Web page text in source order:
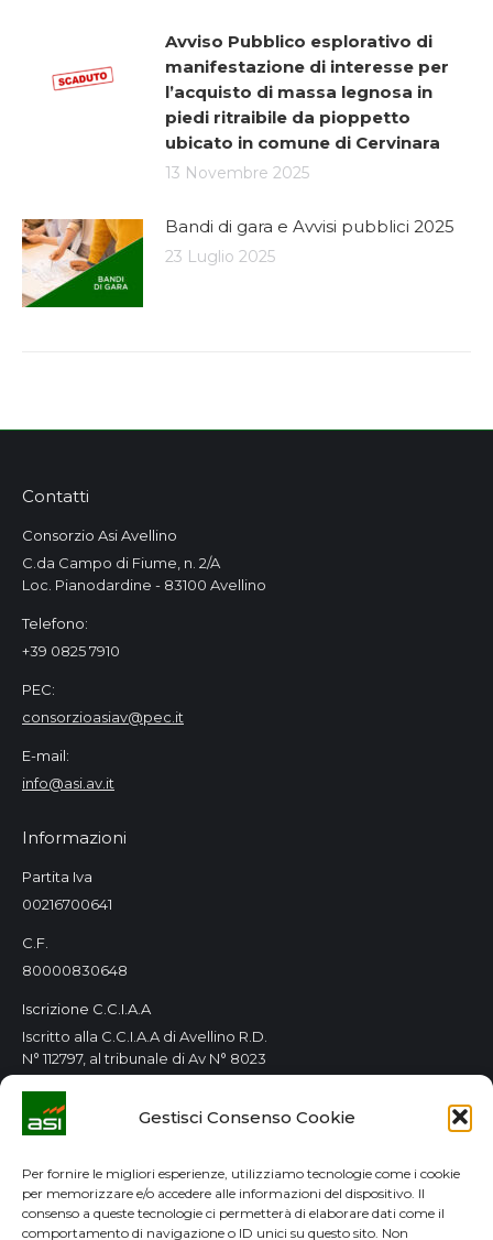
Gestisci Consenso Cookie
Per fornire le migliori esperienze, utilizziamo tecnologie come i cookie
per memorizzare e/o accedere alle informazioni del dispositivo. Il
consenso a queste tecnologie ci permetterà di elaborare dati come il
comportamento di navigazione o ID unici su questo sito. Non
Avviso Pubblico esplorativo di
manifestazione di interesse per
l’acquisto di massa legnosa in
piedi ritraibile da pioppetto
ubicato in comune di Cervinara
13 Novembre 2025
Bandi di gara e Avvisi pubblici 2025
23 Luglio 2025
Contatti
Consorzio Asi Avellino
C.da Campo di Fiume, n. 2/A
Loc. Pianodardine - 83100 Avellino
Telefono:
+39 0825 7910
PEC:
consorzioasiav@pec.it
E-mail:
info@asi.av.it
Informazioni
Partita Iva
00216700641
C.F.
80000830648
Iscrizione C.C.I.A.A
Iscritto alla C.C.I.A.A di Avellino R.D.
N° 112797, al tribunale di Av N° 8023
Orari Consorzio
Tutti i giorni 8.00 / 14.00
GDPR